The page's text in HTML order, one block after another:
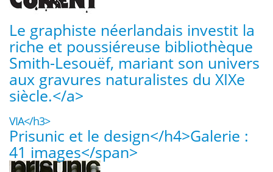
Le graphiste néerlandais investit la
riche et poussiéreuse bibliothèque
Smith-Lesouëf, mariant son univers
aux gravures naturalistes du XIXe
siècle.</a>
VIA</h3>
Prisunic et le design</h4>Galerie :
41 images</span>